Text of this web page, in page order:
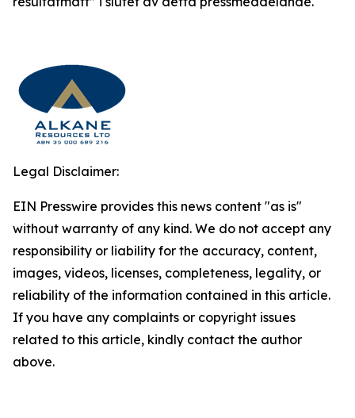
Legal Disclaimer:
EIN Presswire provides this news content "as is"
without warranty of any kind. We do not accept any
responsibility or liability for the accuracy, content,
images, videos, licenses, completeness, legality, or
reliability of the information contained in this article.
If you have any complaints or copyright issues
related to this article, kindly contact the author
above.